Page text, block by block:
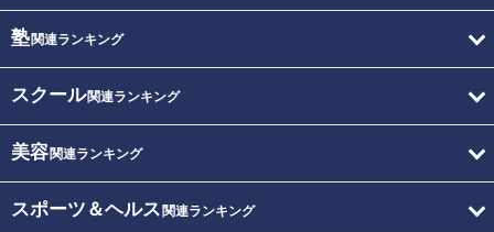
塾関連ランキング
スクール関連ランキング
美容関連ランキング
スポーツ＆ヘルス 関連ランキング